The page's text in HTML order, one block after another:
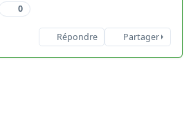
0
Répondre Partager